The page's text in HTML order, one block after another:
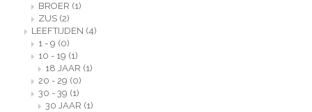
BROER (1)
ZUS (2)
LEEFTIJDEN (4)
1 - 9 (0)
10 - 19 (1)
18 JAAR (1)
20 - 29 (0)
30 - 39 (1)
30 JAAR (1)